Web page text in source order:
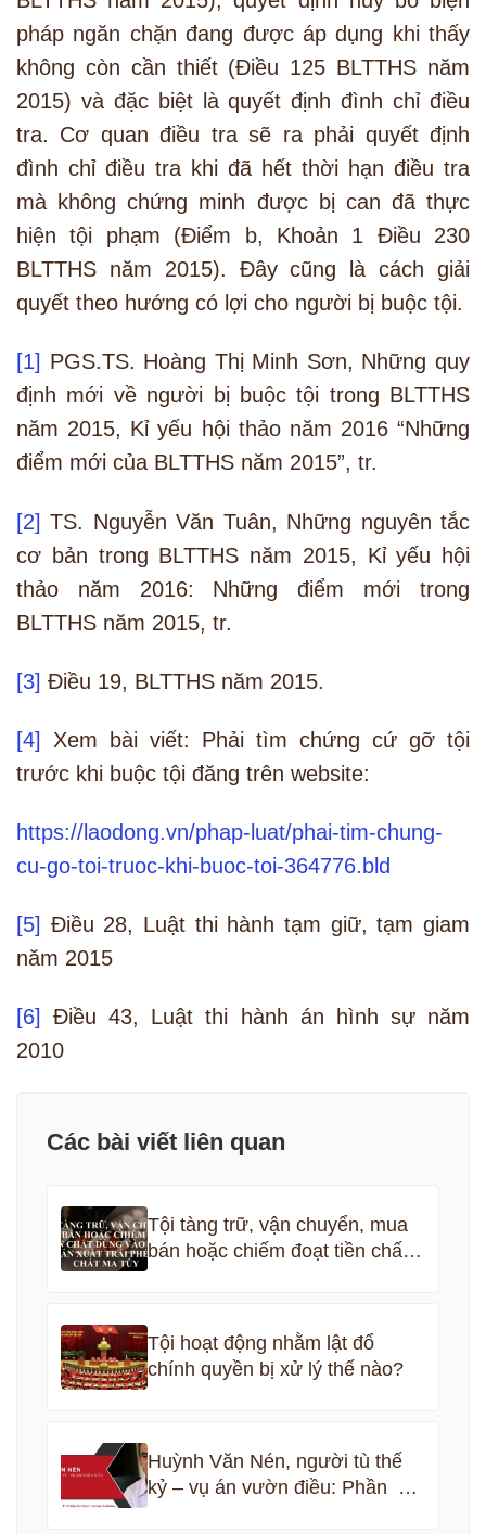
pháp ngăn chặn đang được áp dụng khi thấy
không còn cần thiết (Điều 125 BLTTHS năm
2015) và đặc biệt là quyết định đình chỉ điều
tra. Cơ quan điều tra sẽ ra phải quyết định
đình chỉ điều tra khi đã hết thời hạn điều tra
mà không chứng minh được bị can đã thực
hiện tội phạm (Điểm b, Khoản 1 Điều 230
BLTTHS năm 2015). Đây cũng là cách giải
quyết theo hướng có lợi cho người bị buộc tội.
[1] PGS.TS. Hoàng Thị Minh Sơn, Những quy
định mới về người bị buộc tội trong BLTTHS
năm 2015, Kỉ yếu hội thảo năm 2016 “Những
điểm mới của BLTTHS năm 2015”, tr.
[2] TS. Nguyễn Văn Tuân, Những nguyên tắc
cơ bản trong BLTTHS năm 2015, Kỉ yếu hội
thảo năm 2016: Những điểm mới trong
BLTTHS năm 2015, tr.
[3] Điều 19, BLTTHS năm 2015.
[4]
Xem bài viết: Phải tìm chứng cứ gỡ tội
trước khi buộc tội đăng trên website:
https://laodong.vn/phap-luat/phai-tim-chung-
cu-go-toi-truoc-khi-buoc-toi-364776.bld
[5] Điều 28, Luật thi hành tạm giữ, tạm giam
năm 2015
[6]
Điều 43, Luật thi hành án hình sự năm
2010
Các bài viết liên quan
Tội tàng trữ, vận chuyển, mua
bán hoặc chiếm đoạt tiền chất
dùng vào việc sản xuất trái
Tội hoạt động nhằm lật đổ
chính quyền bị xử lý thế nào?
Huỳnh Văn Nén, người tù thế
kỷ – vụ án vườn điều: Phần 5
kết thúc